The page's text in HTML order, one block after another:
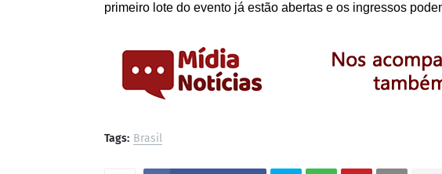
primeiro lote do evento já estão abertas e os ingressos
Tags: Brasil